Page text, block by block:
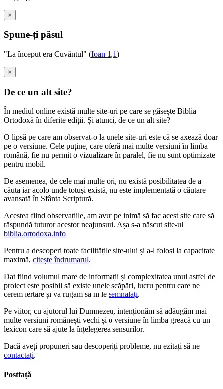
×
Spune-ți păsul
"La început era Cuvântul" (Ioan 1,1)
×
De ce un alt site?
În mediul online există multe site-uri pe care se găsește Biblia
Ortodoxă în diferite ediții. Și atunci, de ce un alt site?
O lipsă pe care am observat-o la unele site-uri este că se axează doar
pe o versiune. Cele puține, care oferă mai multe versiuni în limba
română, fie nu permit o vizualizare în paralel, fie nu sunt optimizate
pentru mobil.
De asemenea, de cele mai multe ori, nu există posibilitatea de a
căuta iar acolo unde totuși există, nu este implementată o căutare
avansată în Sfânta Scriptură.
Acestea fiind observațiile, am avut pe inimă să fac acest site care să
răspundă tuturor acestor neajunsuri. Așa s-a născut site-ul
biblia.ortodoxa.info
Pentru a descoperi toate facilitățile site-ului și a-l folosi la capacitate
maximă, citește îndrumarul.
Dat fiind volumul mare de informații și complexitatea unui astfel de
proiect este posibil să existe unele scăpări, lucru pentru care ne
cerem iertare și vă rugăm să ni le semnalați.
Pe viitor, cu ajutorul lui Dumnezeu, intenționăm să adăugăm mai
multe versiuni românești vechi și o versiune în limba greacă cu un
lexicon care să ajute la înțelegerea sensurilor.
Dacă aveți propuneri sau descoperiți probleme, nu ezitați să ne
contactați.
Postfață